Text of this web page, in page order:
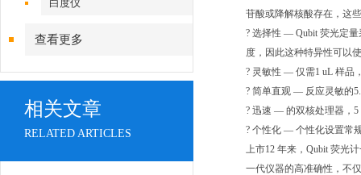
白度仪
查看更多
相关文章
RELATED ARTICLES
苷酸或降解核酸存在，这
? 选择性 — Qubit 荧光定
度，因此这种特异性可以
? 灵敏性 — 仅需1 uL 样品
? 简单直观 — 反应灵敏的
? 迅速 — 的双核处理器，5
? 个性化 — 个性化设置常
上市12 年来，Qubit 荧光
一代仪器的高准确性，不